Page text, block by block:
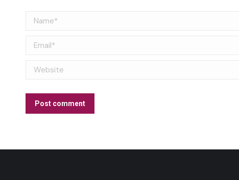
Name *
Email *
Website
Post comment